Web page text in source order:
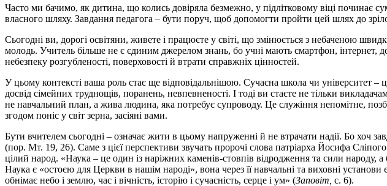
Часто ми бачимо, як дитина, що колись довіряла безмежно, у підлітковому віці починає
власного шляху. Завдання педагога – бути поруч, щоб допомогти пройти цей шлях до
Сьогодні ви, дорогі освітяни, живете і працюєте у світі, що змінюється з небаченою
молодь. Учитель більше не є єдиним джерелом знань, бо учні мають смартфон, інтернет,
небезпеку розгубленості, поверховості й втрати справжніх цінностей.
У цьому контексті ваша роль стає ще відповідальнішою. Сучасна школа чи університет
досвід сімейних труднощів, поранень, невпевненості. І тоді ви стаєте не тільки
не навчальний план, а жива людина, яка потребує супроводу. Це служіння непомітне,
згодом поніс у світ зерна, засіяні вами.
Бути вчителем сьогодні – означає жити в цьому напруженні й не втрачати надії. Бо
(пор. Мт. 19, 26). Саме з цієї перспективи звучать пророчі слова патріарха Йосифа
цілий народ. «Наука – це один із наріжних каменів-стовпів відродження та сили народу,
Наука є «остоєю для Церкви в нашім народі», вона через її навчальні та виховні
обнімає небо і землю, час і вічність, історію і сучасність, серце і ум» (Заповіт, с. 6).